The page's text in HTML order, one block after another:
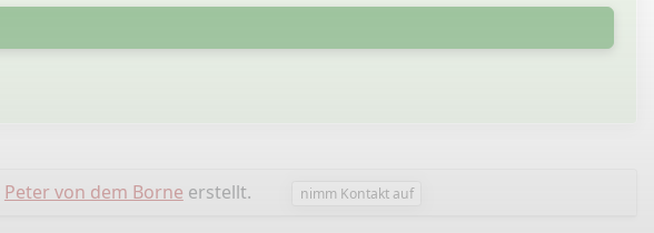
Peter von dem Borne erstellt. nimm Kontakt auf